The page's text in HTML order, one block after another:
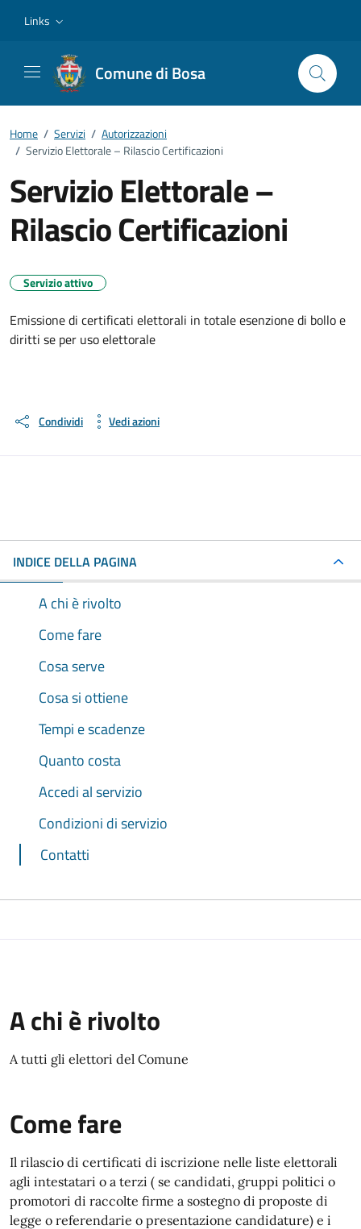
Links
Comune di Bosa
Home / Servizi / Autorizzazioni
/ Servizio Elettorale – Rilascio Certificazioni
Servizio Elettorale –
Rilascio Certificazioni
Servizio attivo
Emissione di certificati elettorali in totale esenzione di bollo e
diritti se per uso elettorale
Condividi Vedi azioni
INDICE DELLA PAGINA
A chi è rivolto
Come fare
Cosa serve
Cosa si ottiene
Tempi e scadenze
Quanto costa
Accedi al servizio
Condizioni di servizio
Contatti
A chi è rivolto
A tutti gli elettori del Comune
Come fare
Il rilascio di certificati di iscrizione nelle liste elettorali
agli intestatari o a terzi ( se candidati, gruppi politici o
promotori di raccolte firme a sostegno di proposte di
legge o referendarie o presentazione candidature) e i